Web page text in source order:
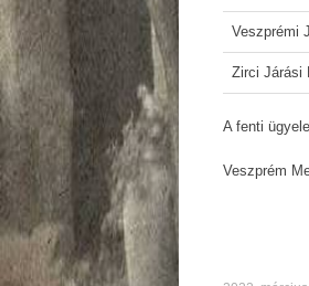
Veszprémi
Zirci Járási
A fenti
Veszprém